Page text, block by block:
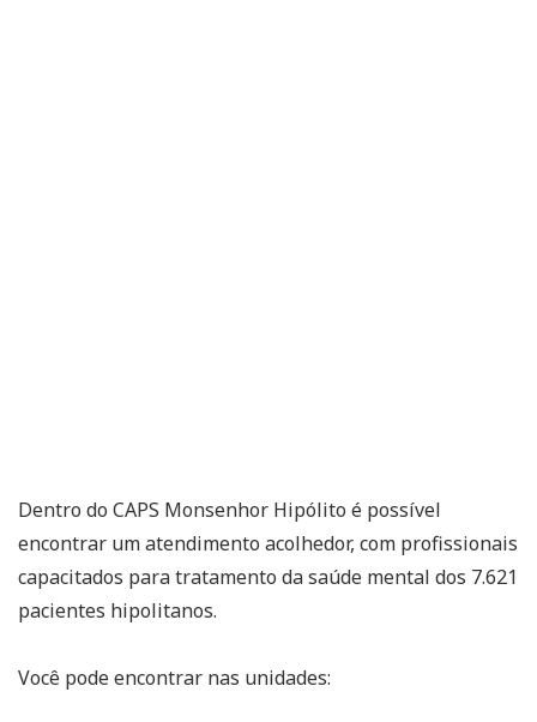
Dentro do CAPS Monsenhor Hipólito é possível
encontrar um atendimento acolhedor, com profissionais
capacitados para tratamento da saúde mental dos 7.621
pacientes hipolitanos.
Você pode encontrar nas unidades: